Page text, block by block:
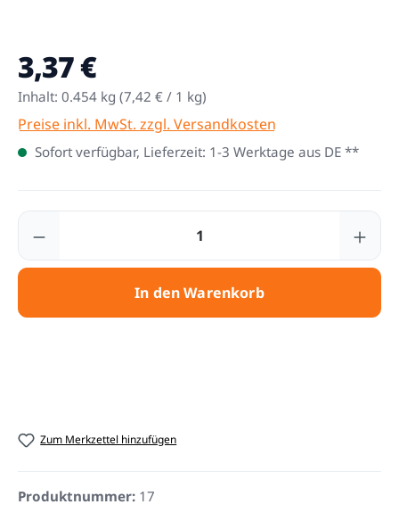
Regulärer Preis:
3,37 €
Inhalt: 0.454 kg (7,42 € / 1 kg)
Preise inkl. MwSt. zzgl. Versandkosten
Sofort verfügbar, Lieferzeit: 1-3 Werktage aus DE **
Produkt Anzahl: Gib den gewünschten
In den Warenkorb
Zum Merkzettel hinzufügen
Produktnummer: 17